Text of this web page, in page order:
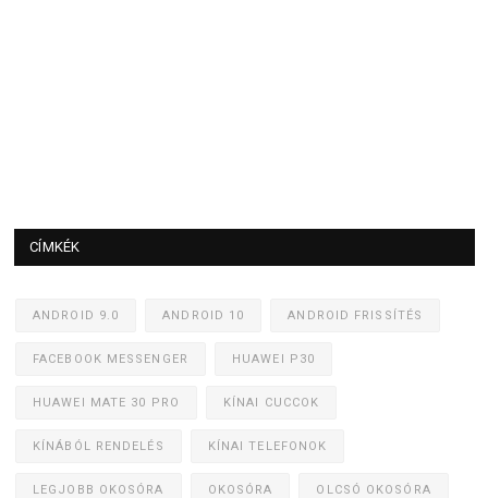
CÍMKÉK
ANDROID 9.0 ANDROID 10 ANDROID FRISSÍTÉS
FACEBOOK MESSENGER HUAWEI P30
HUAWEI MATE 30 PRO KÍNAI CUCCOK
KÍNÁBÓL RENDELÉS KÍNAI TELEFONOK
LEGJOBB OKOSÓRA OKOSÓRA OLCSÓ OKOSÓRA